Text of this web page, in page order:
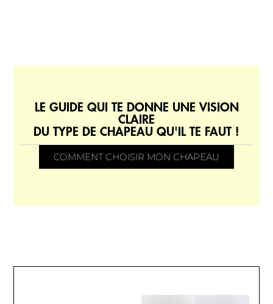
LE GUIDE QUI TE DONNE UNE VISION
CLAIRE
DU TYPE DE CHAPEAU QU'IL TE FAUT !
COMMENT CHOISIR MON CHAPEAU